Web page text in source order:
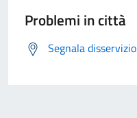
Problemi in città
Segnala disservizio